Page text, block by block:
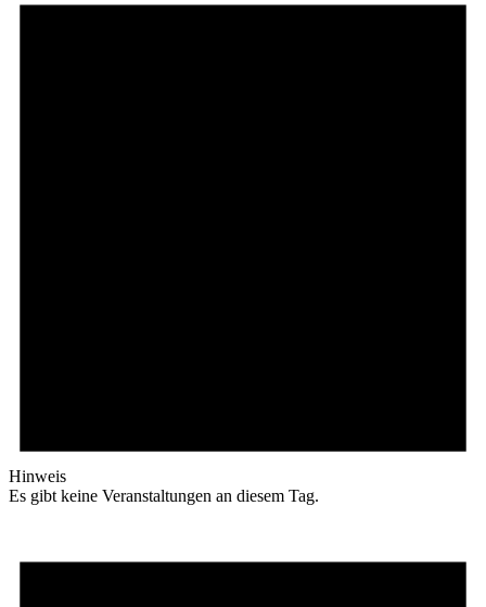
Hinweis
Es gibt keine Veranstaltungen an diesem Tag.